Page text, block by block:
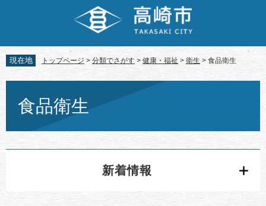
先
頭
で
を
飛
ば
文
現在地 トップページ > 分類でさがす > 健康・福祉 > 衛生 > 食品衛生
食品衛生
新着情報